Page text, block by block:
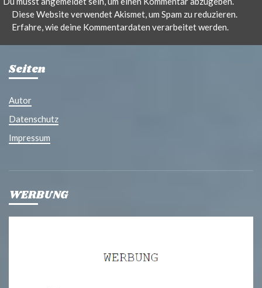
Diese Website verwendet Akismet, um Spam zu reduzieren.
Erfahre, wie deine Kommentardaten verarbeitet werden.
Seiten
Autor
Datenschutz
Impressum
WERBUNG